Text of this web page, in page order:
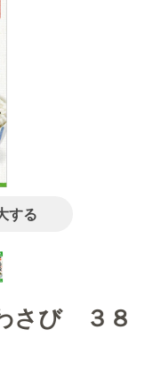
する
さび ３８